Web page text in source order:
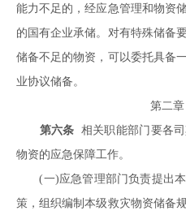
能力不足的，经应急管理和物资
的国有企业承储。对有特殊储备
储备不足的物资，可以委托具备
业协议储备。
第二章
第六条 相关职能部门要各
物资的应急保障工作。
(一)应急管理部门负责提出本
策，组织编制本级救灾物资储备